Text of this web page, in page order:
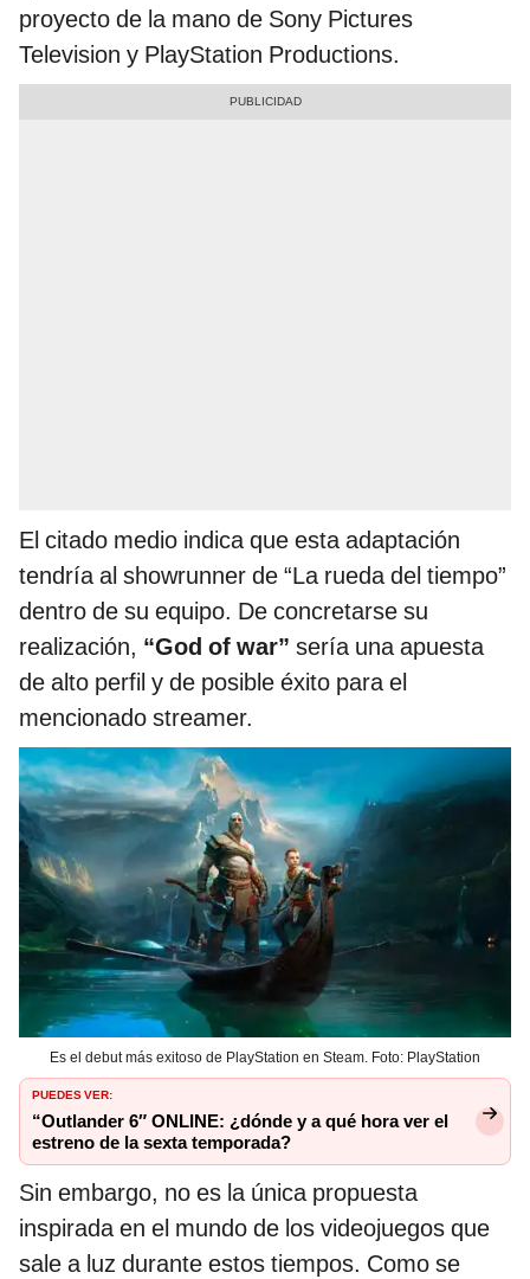
proyecto de la mano de Sony Pictures
Television y PlayStation Productions.
El citado medio indica que esta adaptación
tendría al showrunner de “La rueda del tiempo”
dentro de su equipo. De concretarse su
realización, “God of war” sería una apuesta
de alto perfil y de posible éxito para el
mencionado streamer.
Es el debut más exitoso de PlayStation en Steam. Foto: PlayStation
PUEDES VER:
“Outlander 6″ ONLINE: ¿dónde y a qué hora ver el
estreno de la sexta temporada?
Sin embargo, no es la única propuesta
inspirada en el mundo de los videojuegos que
sale a luz durante estos tiempos. Como se